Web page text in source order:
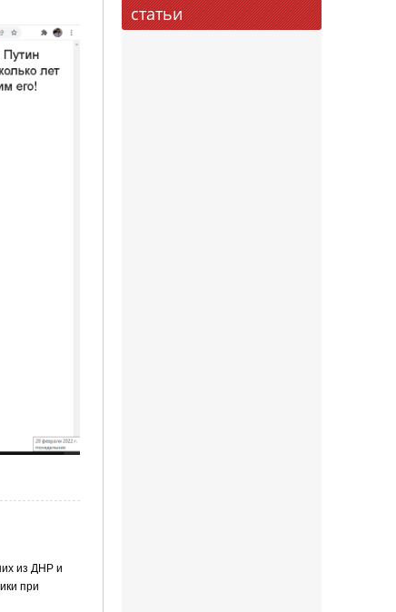
из ДНР и
при
статьи